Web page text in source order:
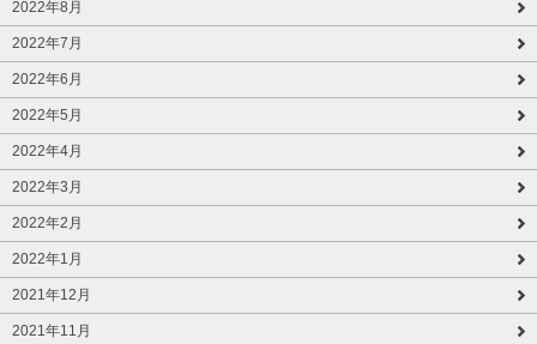
2022年8月
2022年7月
2022年6月
2022年5月
2022年4月
2022年3月
2022年2月
2022年1月
2021年12月
2021年11月